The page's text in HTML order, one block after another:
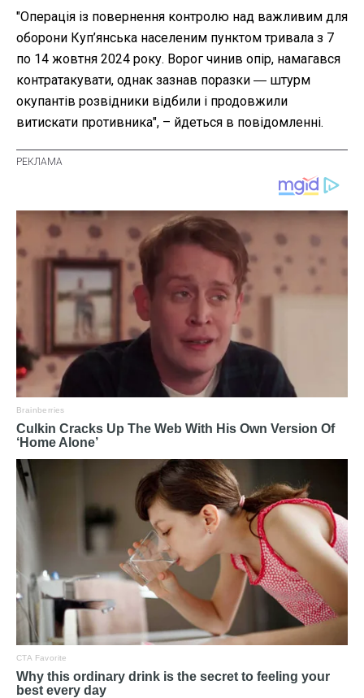
"Операція із повернення контролю над важливим для
оборони Куп’янська населеним пунктом тривала з 7
по 14 жовтня 2024 року. Ворог чинив опір, намагався
контратакувати, однак зазнав поразки ― штурм
окупантів розвідники відбили і продовжили
витискати противника", – йдеться в повідомленні.